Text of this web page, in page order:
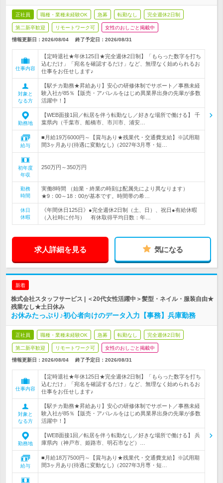
正社員 職種・業種未経験OK 急募 転勤なし 完全週休2日制
第二新卒歓迎 リモートワーク可 女性のおしごと掲載中
情報更新日：2026/08/04 終了予定日： 2026/08/31
仕事内容
【定時退社★年休125日★完全週休2日制】「もらった数字を打ち
込むだけ」「宛名を確認するだけ」など、無理なく始められるお
仕事をお任せします♪
対象と
なる方
【駅チカ勤務★昇給あり】安心の研修体制でサポート／事務未経
験入社が85％【販売・アパレルをはじめ異業界出身の先輩が多数
活躍中！】
勤務地
【WEB面接1回／転居を伴う転勤なし／好きな場所で働ける】 千
葉県内（千葉市、船橋市、市川市、浦安…
給与
■月給19万6000円～【賞与あり★残業代・交通費支給】※試用期
間3ヶ月あり(待遇に変動なし)（2027年3月専・短…
初年度
年収
250万円～350万円
勤務
時間
実働8時間 （始業・終業の時刻は配属先により異なります）
★9：00～18：00が基本です。時間帯の希…
休日
休暇
《年間休日125日》●完全週休2日制（土、日）、祝日●有給休暇
（入社時に付与） 有休取得平均日数：年…
求人詳細を見る 気になる
新着
株式会社スタッフサービス | ＜20代女性活躍中＞髪型・ネイル・服装自由★
残業なし★土日休み
お休みたっぷり♪初心者向けのデータ入力【事務】兵庫勤務
正社員 職種・業種未経験OK 急募 転勤なし 完全週休2日制
第二新卒歓迎 リモートワーク可 女性のおしごと掲載中
情報更新日：2026/08/04 終了予定日： 2026/08/31
仕事内容
【定時退社★年休125日★完全週休2日制】「もらった数字を打ち
込むだけ」「宛名を確認するだけ」など、無理なく始められるお
仕事をお任せします♪
対象と
なる方
【駅チカ勤務★昇給あり】安心の研修体制でサポート／事務未経
験入社が85％【販売・アパレルをはじめ異業界出身の先輩が多数
活躍中！】
勤務地
【WEB面接1回／転居を伴う転勤なし／好きな場所で働ける】 兵
庫県内（神戸市、姫路市、明石市など）…
給与
■月給18万7500円～【賞与あり★残業代・交通費支給】※試用期
間3ヶ月あり(待遇に変動なし)（2027年3月専・短…